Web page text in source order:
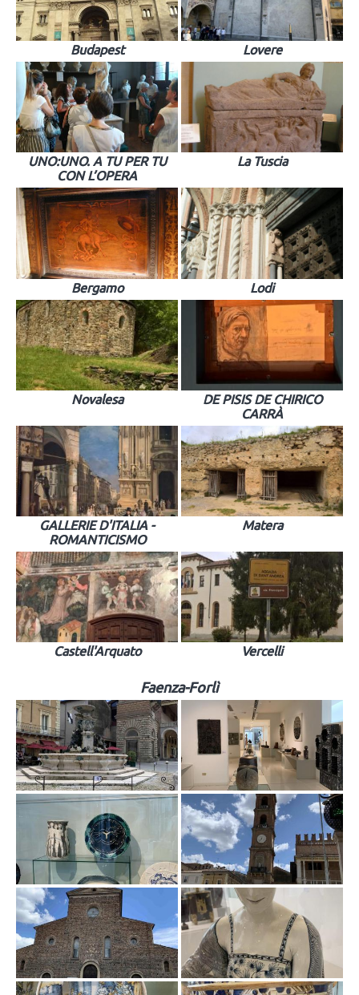
Budapest Lovere
UNO:UNO. A TU PER TU
CON L’OPERA
La Tuscia
Bergamo Lodi
Novalesa
DE PISIS DE CHIRICO
CARRÀ
GALLERIE D'ITALIA -
ROMANTICISMO
Matera
Castell'Arquato Vercelli
Faenza-Forlì